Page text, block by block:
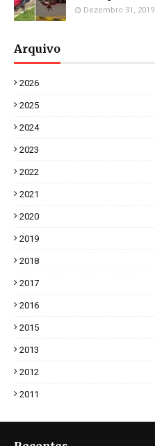
Dezembro 31, 2019
Arquivo
2026
2025
2024
2023
2022
2021
2020
2019
2018
2017
2016
2015
2013
2012
2011